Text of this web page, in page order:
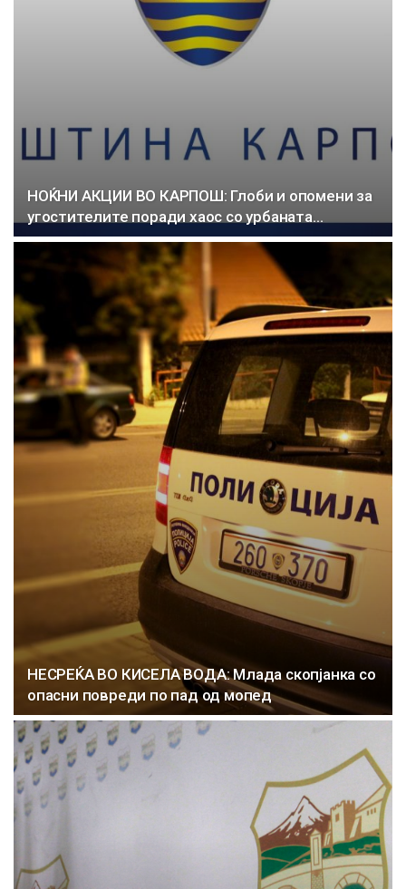
НОЌНИ АКЦИИ ВО КАРПОШ: Глоби и опомени за
угостителите поради хаос со урбаната…
НЕСРЕЌА ВО КИСЕЛА ВОДА: Млада скопјанка со
опасни повреди по пад од мопед